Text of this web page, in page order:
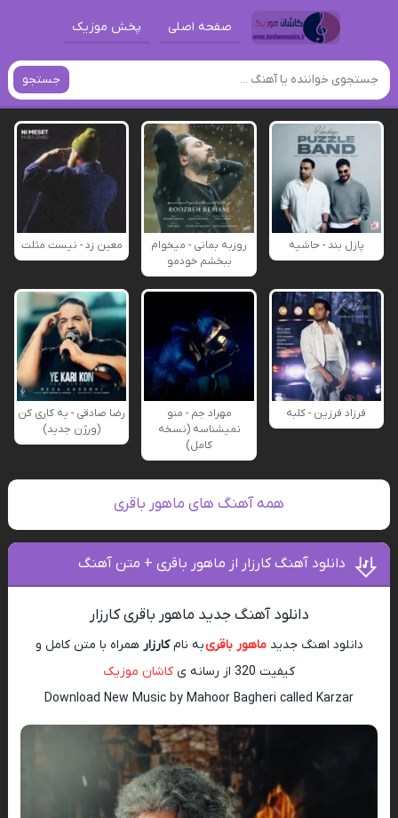
صفحه اصلی پخش موزیک
جستجو
پازل بند - حاشیه
روزبه بمانی - میخوام
ببخشم خودمو
معین زد - نیست مثلت
فرزاد فرزین - کلبه
مهراد جم - منو
نمیشناسه (نسخه
کامل)
رضا صادقی - یه کاری کن
(ورژن جدید)
همه آهنگ های ماهور باقری
دانلود آهنگ کارزار از ماهور باقری + متن آهنگ
دانلود آهنگ جدید ماهور باقری کارزار
دانلود اهنگ جدیدماهور باقریبه نامکارزار همراه با متن کامل و
کیفیت 320 از رسانه ی
کاشان موزیک
Download New Music by Mahoor Bagheri called Karzar